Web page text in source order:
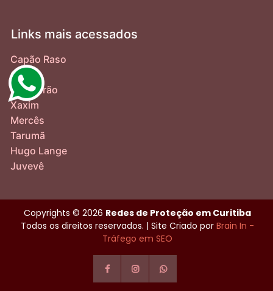
Links mais acessados
Capão Raso
Cabral
Boqueirão
Xaxim
Mercês
Tarumã
Hugo Lange
Juvevê
Copyrights © 2026 Redes de Proteção em Curitiba
Todos os direitos reservados. | Site Criado por Brain In -
Tráfego em SEO